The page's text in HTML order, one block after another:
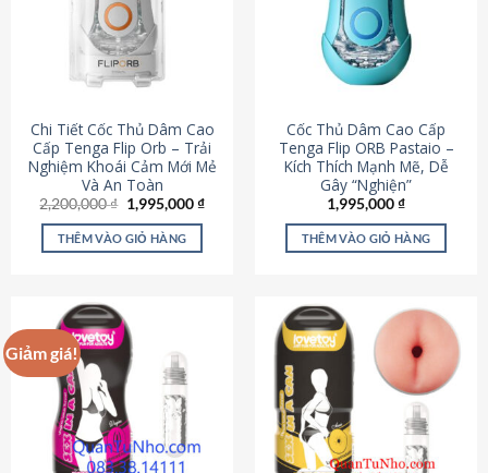
Chi Tiết Cốc Thủ Dâm Cao
Cấp Tenga Flip Orb – Trải
Nghiệm Khoái Cảm Mới Mẻ
Và An Toàn
2,200,000₫ Giá
gốc
là:
2,200,000 ₫.
1,995,000₫Giá
THÊM VÀO GIỎ HÀNG
Cốc Thủ Dâm Cao Cấp
Tenga Flip ORB Pastaio –
Kích Thích Mạnh Mẽ, Dễ
Gây “Nghiện”
1,995,000₫
THÊM VÀO GIỎ HÀNG
Giảm giá!